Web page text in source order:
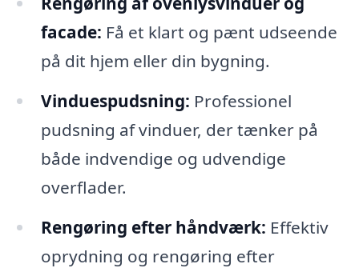
facade: Få et klart og pænt udseende
på dit hjem eller din bygning.
Vinduespudsning: Professionel
pudsning af vinduer, der tænker på
både indvendige og udvendige
overflader.
Rengøring efter håndværk: Effektiv
oprydning og rengøring efter